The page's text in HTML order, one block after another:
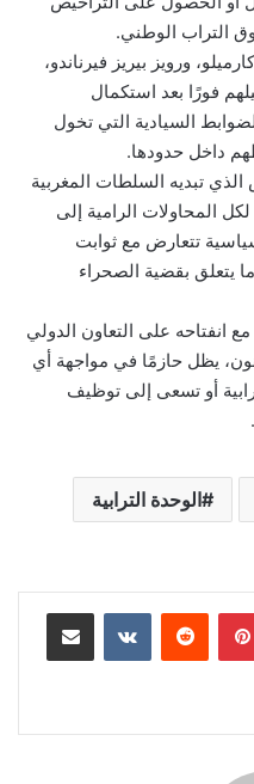
التراب الوطني.
ورويز بيريز فيرناندو،
فورًا بعد استكمال
السيادية التي تخول
داخل حدودها.
تبديه السلطات المغربية
المحاولات الرامية إلى
تتعارض مع ثوابت
يتعلق بقضية الصحراء
انفتاحه على التعاون الدولي
يظل حازمًا في مواجهة أي
أو تسعى إلى توظيف
الوحدة الترابية
بينتيريست مشاركة عبر البريد